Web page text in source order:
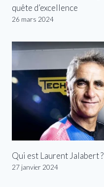
quête d’excellence
26 mars 2024
Qui est Laurent Jalabert ?
27 janvier 2024